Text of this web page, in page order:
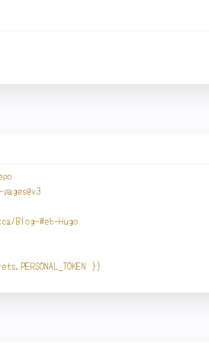
Blog-Web-Hugo
}}